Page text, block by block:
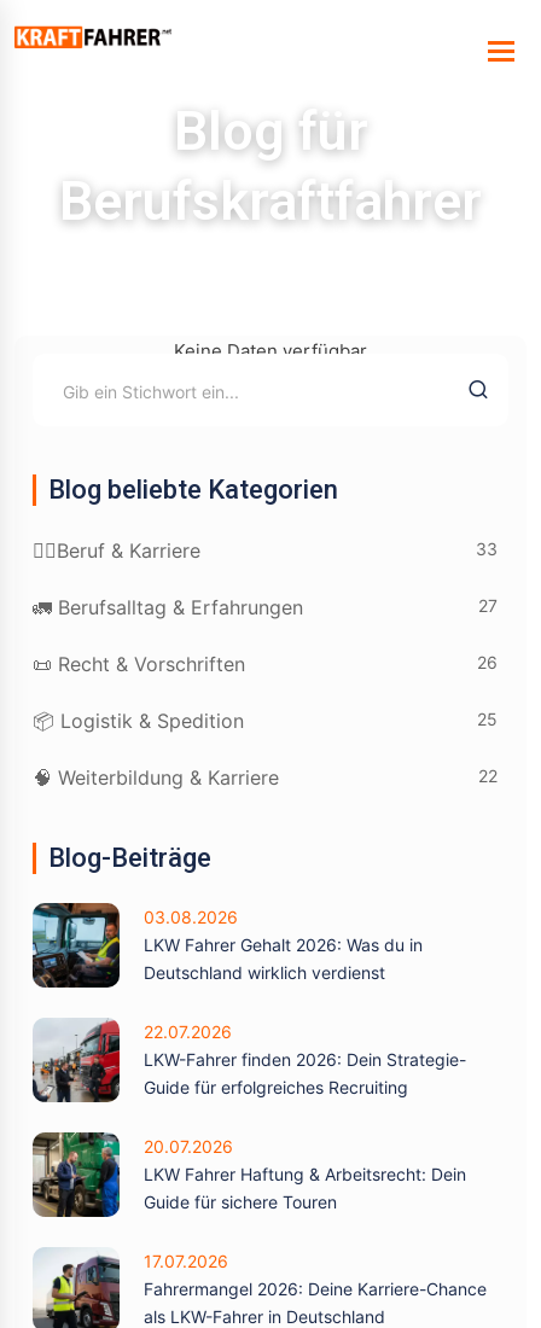
Blog für
Berufskraftfahrer
Keine Daten verfügbar
Blog beliebte Kategorien
👷‍♂️Beruf & Karriere 33
🚛 Berufsalltag & Erfahrungen 27
📜 Recht & Vorschriften 26
📦 Logistik & Spedition 25
🧠 Weiterbildung & Karriere 22
Blog-Beiträge
03.08.2026
LKW Fahrer Gehalt 2026: Was du in
Deutschland wirklich verdienst
22.07.2026
LKW-Fahrer finden 2026: Dein Strategie-
Guide für erfolgreiches Recruiting
20.07.2026
LKW Fahrer Haftung & Arbeitsrecht: Dein
Guide für sichere Touren
17.07.2026
Fahrermangel 2026: Deine Karriere-Chance
als LKW-Fahrer in Deutschland